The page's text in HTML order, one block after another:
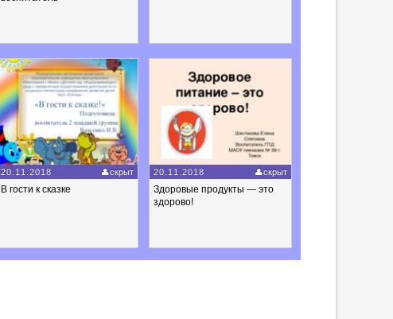
20.11.2018 скрыт
В гости к сказке
20.11.2018 скрыт
Здоровые продукты — это
здорово!